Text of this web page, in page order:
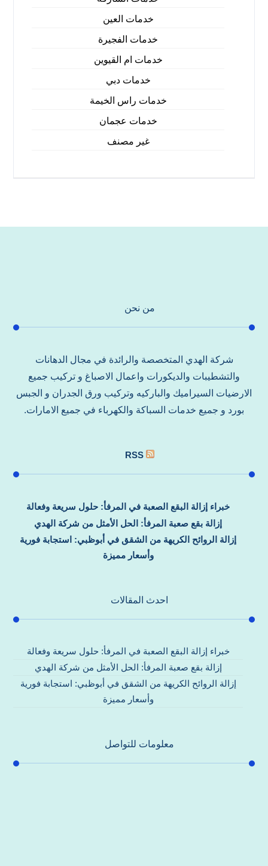
خدمات العين
خدمات الفجيرة
خدمات ام القيوين
خدمات دبي
خدمات راس الخيمة
خدمات عجمان
غير مصنف
من نحن
شركة الهدي المتخصصة والرائدة في مجال الدهانات
والتشطيبات والديكورات واعمال الاصباغ و تركيب جميع
الارضيات السيراميك والباركيه وتركيب ورق الجدران و الجبس
بورد و جميع خدمات السباكة والكهرباء في جميع الامارات.
RSS
خبراء إزالة البقع الصعبة في المرفأ: حلول سريعة وفعالة
إزالة بقع صعبة المرفأ: الحل الأمثل من شركة الهدي
إزالة الروائح الكريهة من الشقق في أبوظبي: استجابة فورية
وأسعار مميزة
احدث المقالات
خبراء إزالة البقع الصعبة في المرفأ: حلول سريعة وفعالة
إزالة بقع صعبة المرفأ: الحل الأمثل من شركة الهدي
إزالة الروائح الكريهة من الشقق في أبوظبي: استجابة فورية
وأسعار مميزة
معلومات للتواصل